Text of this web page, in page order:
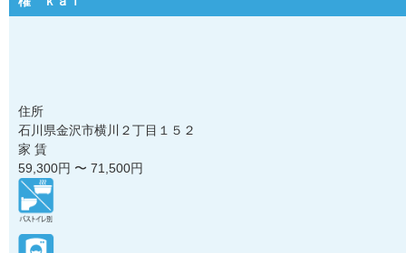
住所
石川県金沢市横川２丁目１５２
家 賃
59,300円 〜 71,500円